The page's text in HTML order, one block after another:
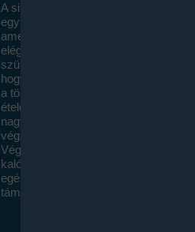
A sikeres fogyás titka valójában igen
egyszerű: égess több energiát, mint
amennyit beviszel. Természetesen
elég nagy fegyelemre és akaraterőre
szükség, de meglepődve fogod
hogy a kalóriaszámolás mennyire
a többi diétához képest. Itt nincsenek
ételek és a megengedett kalóriabevitelt
nagymértékben növelheted ha
végzel.
Végül, de nem utolsó sorban, a
kalóriaszámolás módszerét a legtöbb
egészségügyi szakorvos ajánlja és
támogatja.